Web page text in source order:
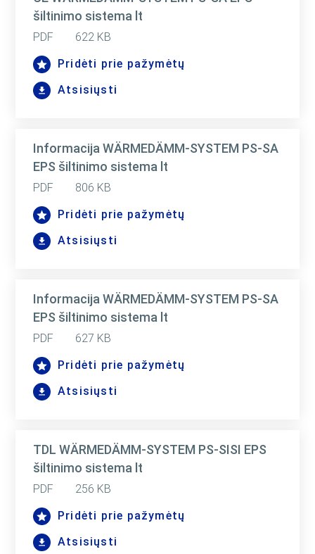
šiltinimo sistema lt
PDF
622 KB
Pridėti prie pažymėtų
Atsisiųsti
Informacija WÄRMEDÄMM-SYSTEM PS-SA
EPS šiltinimo sistema lt
PDF
806 KB
Pridėti prie pažymėtų
Atsisiųsti
Informacija WÄRMEDÄMM-SYSTEM PS-SA
EPS šiltinimo sistema lt
PDF
627 KB
Pridėti prie pažymėtų
Atsisiųsti
TDL WÄRMEDÄMM-SYSTEM PS-SISI EPS
šiltinimo sistema lt
PDF
256 KB
Pridėti prie pažymėtų
Atsisiųsti